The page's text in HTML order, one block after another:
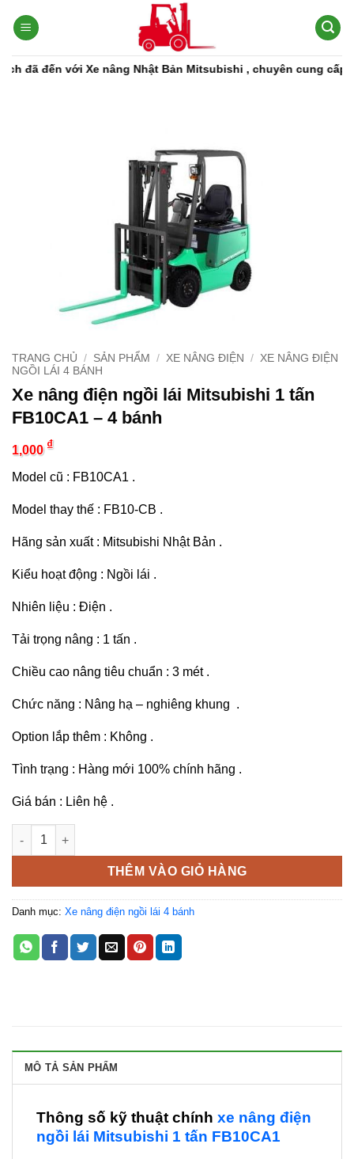
qua
dungđến với Xe nâng Nhật Bản Mitsubishi , chuyên cung cấp
TRANG CHỦ / SẢN PHẨM / XE NÂNG ĐIỆN / XE NÂNG ĐIỆN
NGỒI LÁI 4 BÁNH
Xe nâng điện ngồi lái Mitsubishi 1 tấn
FB10CA1 – 4 bánh
1,000 ₫
Model cũ : FB10CA1 .
Model thay thế : FB10-CB .
Hãng sản xuất : Mitsubishi Nhật Bản .
Kiểu hoạt động : Ngồi lái .
Nhiên liệu : Điện .
Tải trọng nâng : 1 tấn .
Chiều cao nâng tiêu chuẩn : 3 mét .
Chức năng : Nâng hạ – nghiêng khung .
Option lắp thêm : Không .
Tình trạng : Hàng mới 100% chính hãng .
Giá bán : Liên hệ .
Xe nâng điện ngồi lái Mitsubishi 1 tấn FB10CA1 - 4 bánh số
THÊM VÀO GIỎ HÀNG
Danh mục: Xe nâng điện ngồi lái 4 bánh
MÔ TẢ SẢN PHẨM
Thông số kỹ thuật chính xe nâng điện
ngồi lái Mitsubishi 1 tấn FB10CA1